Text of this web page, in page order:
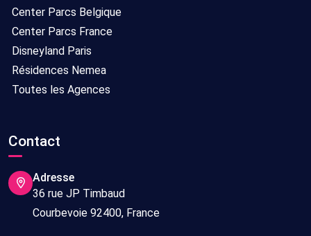
Center Parcs Belgique
Center Parcs France
Disneyland Paris
Résidences Nemea
Toutes les Agences
Contact
Adresse
36 rue JP Timbaud
Courbevoie 92400, France